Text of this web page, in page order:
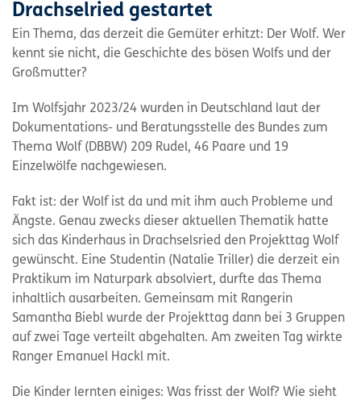
Drachselried gestartet
Ein Thema, das derzeit die Gemüter erhitzt: Der Wolf. Wer
kennt sie nicht, die Geschichte des bösen Wolfs und der
Großmutter?
Im Wolfsjahr 2023/24 wurden in Deutschland laut der
Dokumentations- und Beratungsstelle des Bundes zum
Thema Wolf (DBBW) 209 Rudel, 46 Paare und 19
Einzelwölfe nachgewiesen.
Fakt ist: der Wolf ist da und mit ihm auch Probleme und
Ängste. Genau zwecks dieser aktuellen Thematik hatte
sich das Kinderhaus in Drachselsried den Projekttag Wolf
gewünscht. Eine Studentin (Natalie Triller) die derzeit ein
Praktikum im Naturpark absolviert, durfte das Thema
inhaltlich ausarbeiten. Gemeinsam mit Rangerin
Samantha Biebl wurde der Projekttag dann bei 3 Gruppen
auf zwei Tage verteilt abgehalten. Am zweiten Tag wirkte
Ranger Emanuel Hackl mit.
Die Kinder lernten einiges: Was frisst der Wolf? Wie sieht